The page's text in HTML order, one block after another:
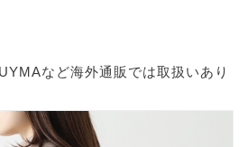
など海外通販では取扱いあり